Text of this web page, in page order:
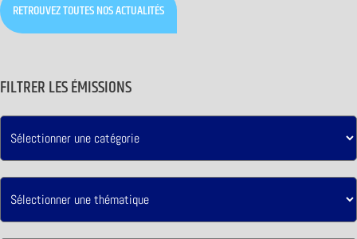
RETROUVEZ TOUTES NOS ACTUALITÉS
FILTRER LES ÉMISSIONS